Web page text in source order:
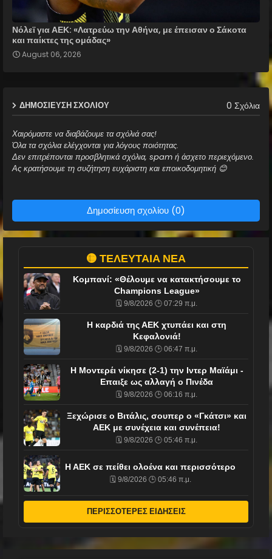
Νόλεϊ για ΑΕΚ: «Λατρεύω την Αθήνα, με έπεισαν ο Σάκοτα
και παίκτες της ομάδας»
August 06, 2026
ΔΗΜΟΣΊΕΥΣΗ ΣΧΟΛΊΟΥ 0 Σχόλια
Χαιρόμαστε να διαβάζουμε τα σχόλιά σας!
Όλα τα σχόλια ελέγχονται για λόγους ποιότητας.
Δεν επιτρέπονται προσβλητικά σχόλια, spam ή άσχετο περιεχόμενο.
Ας κρατήσουμε τη συζήτηση ευχάριστη και εποικοδομητική 😊
Δημοσίευση σχολίου (0)
🟡 ΤΕΛΕΥΤΑΙΑ ΝΕΑ
Κομπανί: «Θέλουμε να κατακτήσουμε το
Champions League»
🗓️ 9/8/2026 🕒 07:29 π.μ.
Η καρδιά της ΑΕΚ χτυπάει και στη
Κεφαλονιά!
🗓️ 9/8/2026 🕒 06:47 π.μ.
Η Μοντερέι νίκησε (2-1) την Ιντερ Μαϊάμι -
Επαιξε ως αλλαγή ο Πινέδα
🗓️ 9/8/2026 🕒 06:16 π.μ.
Ξεχώρισε ο Βιτάλις, σουπερ ο «Γκάτσι» και
ΑΕΚ με συνέχεια και συνέπεια!
🗓️ 9/8/2026 🕒 05:46 π.μ.
Η ΑΕΚ σε πείθει ολοένα και περισσότερο
🗓️ 9/8/2026 🕒 05:46 π.μ.
ΠΕΡΙΣΣΟΤΕΡΕΣ ΕΙΔΗΣΕΙΣ